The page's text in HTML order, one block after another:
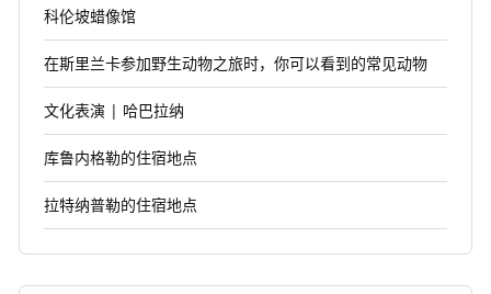
科伦坡蜡像馆
在斯里兰卡参加野生动物之旅时，你可以看到的常见动物
文化表演 | 哈巴拉纳
库鲁内格勒的住宿地点
拉特纳普勒的住宿地点